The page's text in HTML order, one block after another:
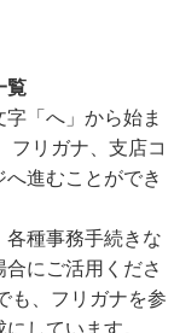
覧
「へ」から始ま
フリガナ、支店コ
進むことができ
種事務手続きな
にご活用くださ
も、フリガナを参
しています。